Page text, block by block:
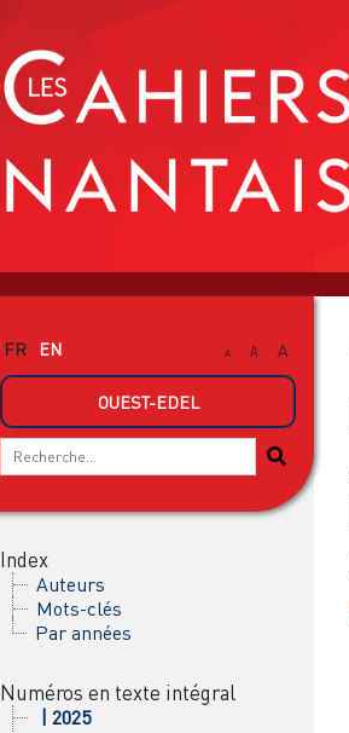
FR EN A A A
OUEST-EDEL
Index
Auteurs
Mots-clés
Par années
Numéros en texte intégral
| 2025